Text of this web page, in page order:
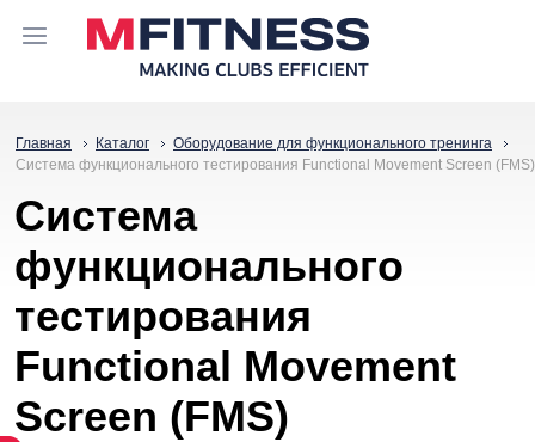
Главная Каталог
Оборудование для функционального тренинга
Система функционального тестирования Functional Movement Screen (FMS)
Система
функционального
тестирования
Functional Movement
Screen (FMS)